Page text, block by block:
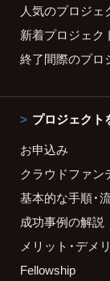
人気のプロジェ
新着プロジェク
終了間際のプロ
プロジェクト
お申込み
クラウドファン
基本的な手順・
成功事例の解説
メリット・デメ
Fellowship